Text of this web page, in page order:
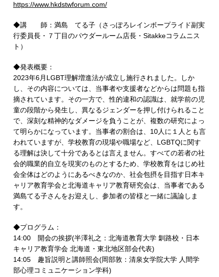
https://www.hkdstwforum.com/
◆講 師：満島 てる子（さっぽろレインボープライド副実
行委員長・７丁目のパウダールーム店長・Sitakkeコラムニス
ト）
◆発表概要：
2023年6月LGBT理解増進法が成立し施行されました。しか
し、その内容については、当事者や支援者などからは問題も指
摘されています。その一方で、性的違和の認識は、就学前の児
童の段階から発生し、異なるジェンダーを押し付けられること
で、深刻な精神的なダメージを負うことが、複数の研究によっ
て明らかになっています。当事者の割合は、10人に１人とも言
われていますが、学校教育の現場や職場など、LGBTQに関す
る理解は決して十分であるとは言えません。すべての若者の社
会的職業的自立を現実のものとするため、学校教育をはじめ社
会全体はどのようにあるべきなのか、社会包摂を目指す日本キ
ャリア教育学会と北海道キャリア教育研究会は、当事者である
満島てる子さんをお迎えし、参加者の皆様と一緒に議論しま
す。
◆プログラム：
14:00 開会の挨拶(半澤礼之：北海道教育大学 釧路校・日本
キャリア教育学会 北海道・東北地区部会代表)
14:05 趣旨説明と講師照会(岡部敦：清泉女学院大学 人間学
部心理コミュニケーション学科)